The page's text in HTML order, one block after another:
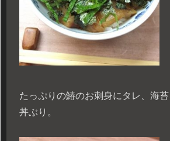
たっぷりの鰆のお刺身にタレ、海
丼ぶり。